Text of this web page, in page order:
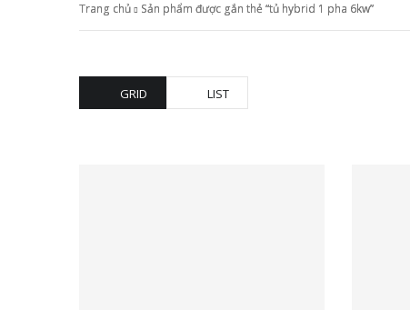
Trang chủ Sản phẩm được gắn thẻ “tủ hybrid 1 pha 6kw”
GRID LIST